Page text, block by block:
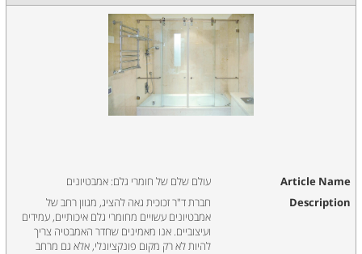
Article Name עולם שלם של חומרי גלם: אמבטיונים
Description
חברת ד"ר זכוכית גאה להציג, מגוון רחב של
אמבטיונים עשויים מחומרי גלם איכותיים, עמידים
ועיצוביים. אנו מאמינים שחדר האמבטיה צריך
להיות לא רק מקום פונקציונלי, אלא גם מרחב